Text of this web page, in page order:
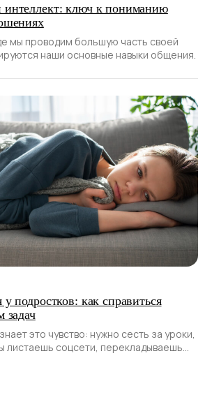
ключ к пониманию
мы проводим большую часть своей
наши основные навыки общения.
подростков: как справиться
задач
это чувство: нужно сесть за уроки,
листаешь соцсети, перекладываешь